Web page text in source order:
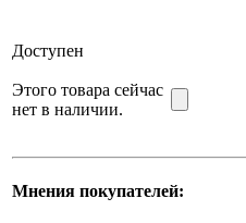
Доступен
Этого товара сейчас
нет в наличии.
Мнения покупателей: